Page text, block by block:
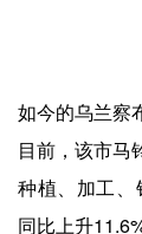
如今的乌兰察
目前，该市马
种植、加工
同比上升11.6%